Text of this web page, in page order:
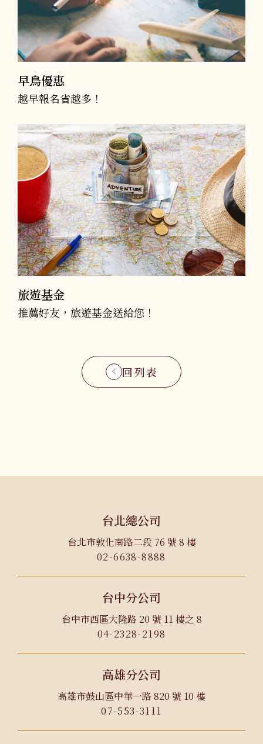
早鳥優惠
越早報名省越多！
旅遊基金
推薦好友，旅遊基金送給您！
回列表
台北總公司
台北市敦化南路二段 76 號 8 樓
02-6638-8888
台中分公司
台中市西區大隆路 20 號 11 樓之 8
04-2328-2198
高雄分公司
高雄市鼓山區中華一路 820 號 10 樓
07-553-3111